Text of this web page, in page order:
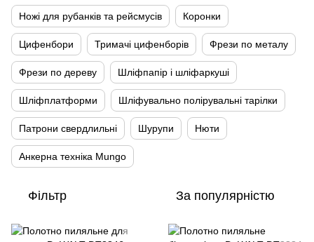
Ножі для рубанків та рейсмусів Коронки
Цифенбори Тримачі цифенборів Фрези по металу
Фрези по дереву Шліфпапір і шліфаркуші
Шліфплатформи Шліфувально полірувальні тарілки
Патрони свердлильні Шурупи Нюти
Анкерна техніка Mungo
Фільтр За популярністю